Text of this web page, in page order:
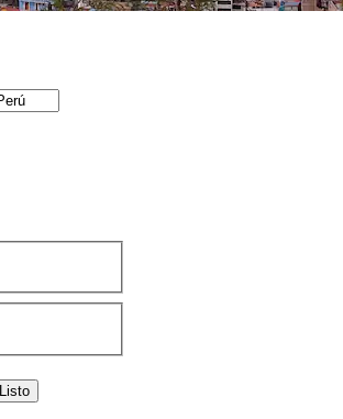
Listo